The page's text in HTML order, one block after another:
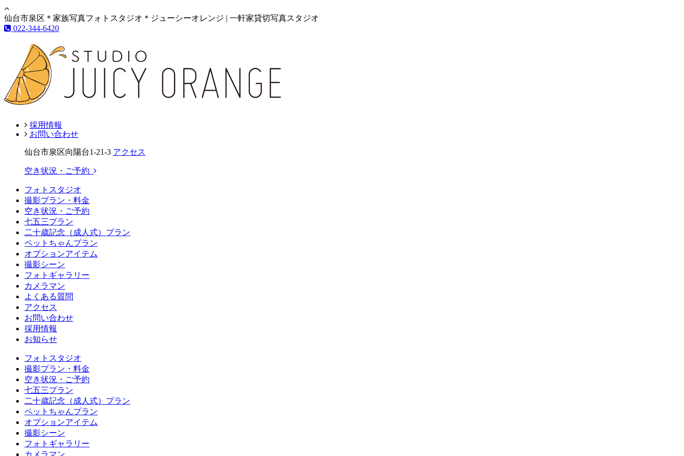
仙台市泉区＊家族写真フォトスタジオ＊ジューシーオレンジ | 一軒家貸切写真スタジオ
022-344-6420
採用情報
お問い合わせ
仙台市泉区向陽台1-21-3 アクセス
空き状況・ご予約
フォトスタジオ
撮影プラン・料金
空き状況・ご予約
七五三プラン
二十歳記念（成人式）プラン
ペットちゃんプラン
オプションアイテム
撮影シーン
フォトギャラリー
カメラマン
よくある質問
アクセス
お問い合わせ
採用情報
お知らせ
フォトスタジオ
撮影プラン・料金
空き状況・ご予約
七五三プラン
二十歳記念（成人式）プラン
ペットちゃんプラン
オプションアイテム
撮影シーン
フォトギャラリー
カメラマン